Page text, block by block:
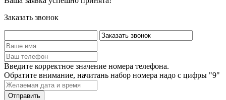
Заказать звонок
Введите корректное значение номера телефона.
Обратите внимание, начитань набор номера надо с цифры "9"